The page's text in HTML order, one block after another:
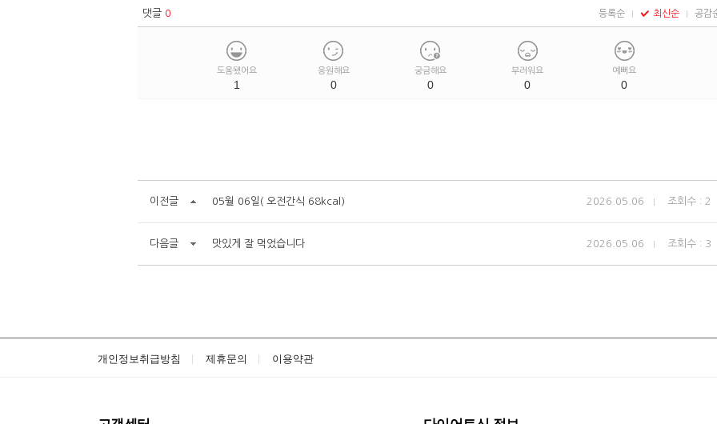
댓글 0 등록순 최신순 공감
도움됐어요
1
응원해요
0
궁금해요
0
부러워요
0
예뻐요
0
이전글 05월 06일( 오전간식 68kcal) 2026.05.06 조회수 : 2
다음글 맛있게 잘 먹었습니다 2026.05.06 조회수 : 3
개인정보취급방침 제휴문의 이용약관